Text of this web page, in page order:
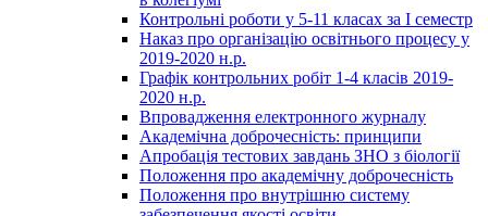
Контрольні роботи у 5-11 класах за І семестр
Наказ про організацію освітнього процесу у
2019-2020 н.р.
Графік контрольних робіт 1-4 класів 2019-
2020 н.р.
Впровадження електронного журналу
Академічна доброчесність: принципи
Апробація тестових завдань ЗНО з біології
Положення про академічну доброчесність
Положення про внутрішню систему